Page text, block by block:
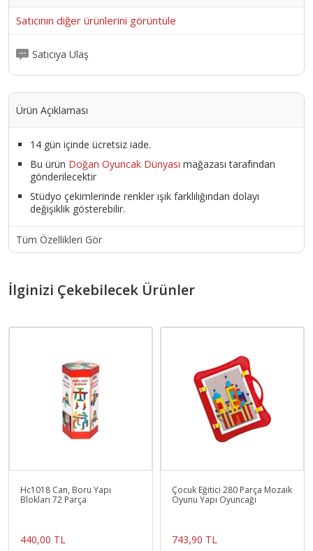
Satıcının diğer ürünlerini görüntüle
Satıcıya Ulaş
Ürün Açıklaması
14 gün içinde ücretsiz iade.
Bu ürün Doğan Oyuncak Dünyası mağazası tarafından
gönderilecektir
Stüdyo çekimlerinde renkler ışık farklılığından dolayı
değişiklik gösterebilir.
Tüm Özellikleri Gör
İlginizi Çekebilecek Ürünler
Hc1018 Can, Boru Yapı
Blokları 72 Parça
440,00 TL
Çocuk Eğitici 280 Parça Mozaik
Oyunu Yapı Oyuncağı
743,90 TL